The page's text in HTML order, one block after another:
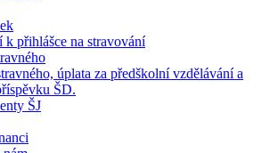
k přihlášce na stravování
úplata za předškolní vzdělávání a
ŠD.
ŠJ